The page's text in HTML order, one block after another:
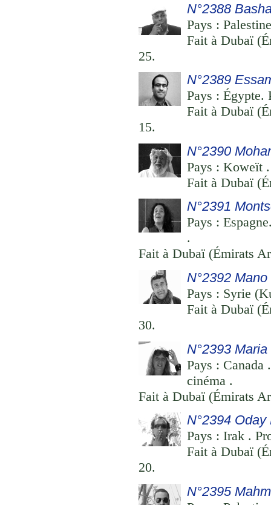
N°2388
Pays :
Fait à Dubaï
25.
N°2389
Pays : Égypte.
Fait à Dubaï
15.
N°2390
Pays : Koweït
Fait à Dubaï
N°2391
Pays :
.
Fait à Dubaï (Émirats
N°2392
Pays : Syrie
Fait à Dubaï
30.
N°2393
Pays : Canada
cinéma .
Fait à Dubaï (Émirats
N°2394 Oday
Pays : Irak .
Fait à Dubaï
20.
N°2395